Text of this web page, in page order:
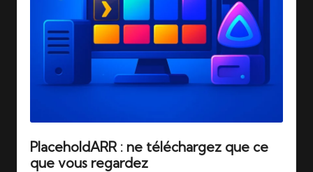
PlaceholdARR : ne téléchargez que ce
que vous regardez